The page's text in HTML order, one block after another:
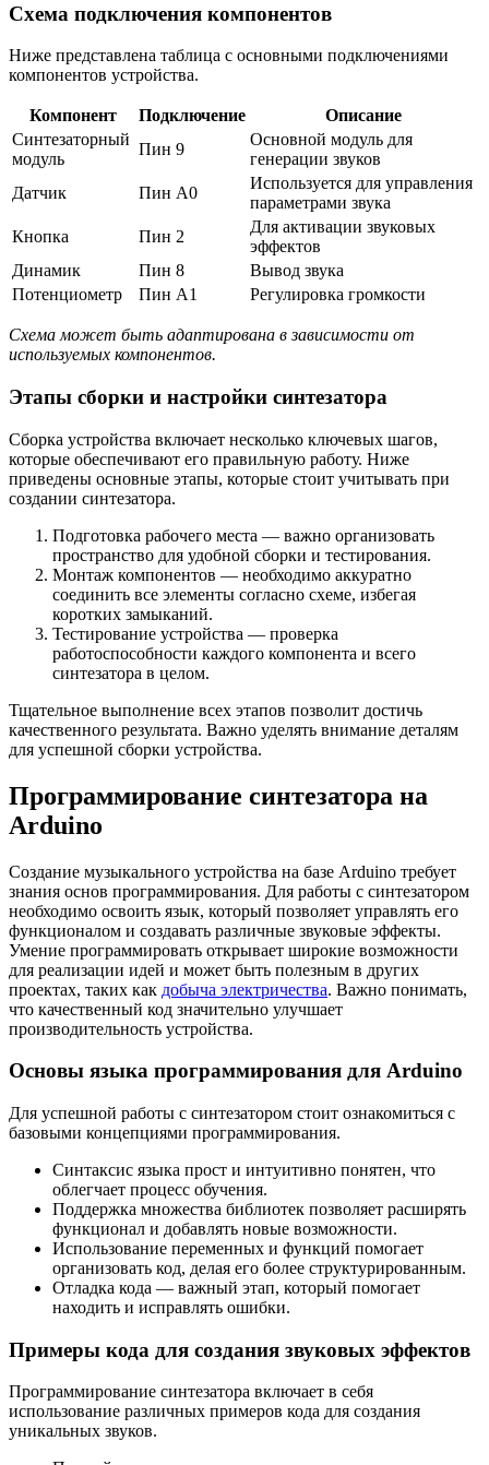
Схема подключения компонентов
Ниже представлена таблица с основными подключениями
компонентов устройства.
Компонент Подключение
Описание
Синтезаторный
модуль
Пин 9
Основной модуль для
генерации звуков
Датчик
Пин A0
Используется для управления
параметрами звука
Кнопка
Пин 2
Для активации звуковых
эффектов
Динамик
Пин 8
Вывод звука
Потенциометр
Пин A1 Регулировка громкости
Схема может быть адаптирована в зависимости от
используемых компонентов.
Этапы сборки и настройки синтезатора
Сборка устройства включает несколько ключевых шагов,
которые обеспечивают его правильную работу. Ниже
приведены основные этапы, которые стоит учитывать при
создании синтезатора.
Подготовка рабочего места — важно организовать
пространство для удобной сборки и тестирования.
Монтаж компонентов — необходимо аккуратно
соединить все элементы согласно схеме, избегая
коротких замыканий.
Тестирование устройства — проверка
работоспособности каждого компонента и всего
синтезатора в целом.
Тщательное выполнение всех этапов позволит достичь
качественного результата. Важно уделять внимание деталям
для успешной сборки устройства.
Программирование синтезатора на
Arduino
Создание музыкального устройства на базе Arduino требует
знания основ программирования. Для работы с синтезатором
необходимо освоить язык, который позволяет управлять его
функционалом и создавать различные звуковые эффекты.
Умение программировать открывает широкие возможности
для реализации идей и может быть полезным в других
проектах, таких как добыча электричества. Важно понимать,
что качественный код значительно улучшает
производительность устройства.
Основы языка программирования для Arduino
Для успешной работы с синтезатором стоит ознакомиться с
базовыми концепциями программирования.
Синтаксис языка прост и интуитивно понятен, что
облегчает процесс обучения.
Поддержка множества библиотек позволяет расширять
функционал и добавлять новые возможности.
Использование переменных и функций помогает
организовать код, делая его более структурированным.
Отладка кода — важный этап, который помогает
находить и исправлять ошибки.
Примеры кода для создания звуковых эффектов
Программирование синтезатора включает в себя
использование различных примеров кода для создания
уникальных звуков.